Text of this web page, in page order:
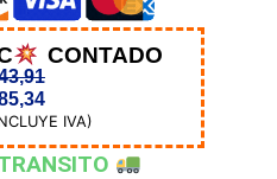
CONTADO
IVA)